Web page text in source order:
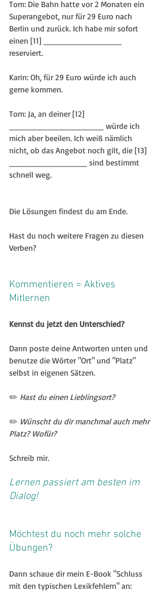
Tom: Die Bahn hatte vor 2 Monaten ein
Superangebot, nur für 29 Euro nach
Berlin und zurück. Ich habe mir sofort
einen [11] ______________
reserviert.
Karin: Oh, für 29 Euro würde ich auch
gerne kommen.
Tom: Ja, an deiner [12]
_________________ würde ich
mich aber beeilen. Ich weiß nämlich
nicht, ob das Angebot noch gilt, die [13]
______________ sind bestimmt
schnell weg.
Die Lösungen findest du am Ende.
Hast du noch weitere Fragen zu diesen
Verben?
Kommentieren = Aktives
Mitlernen
Kennst du jetzt den Unterschied?
Dann poste deine Antworten unten und
benutze die Wörter "Ort" und "Platz"
selbst in eigenen Sätzen.
✏️ Hast du einen Lieblingsort?
✏️ Wünscht du dir manchmal auch mehr
Platz? Wofür?
Schreib mir.
Lernen passiert am besten im
Dialog!
Möchtest du noch mehr solche
Übungen?
Dann schaue dir mein E-Book "Schluss
mit den typischen Lexikfehlern" an: